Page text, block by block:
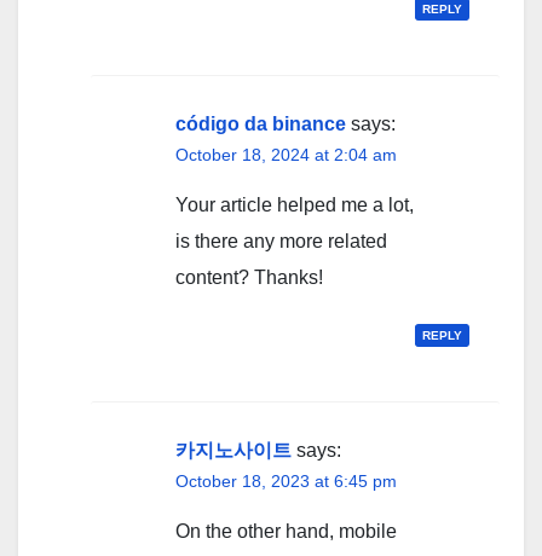
REPLY
código da binance says:
October 18, 2024 at 2:04 am
Your article helped me a lot,
is there any more related
content? Thanks!
REPLY
카지노사이트 says:
October 18, 2023 at 6:45 pm
On the other hand, mobile